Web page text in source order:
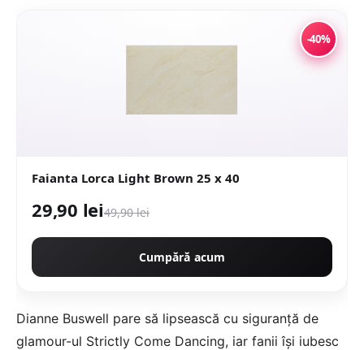
-40%
Faianta Lorca Light Brown 25 x 40
29,90 lei49,90 lei
Cumpără acum
Dianne Buswell pare să lipsească cu siguranță de
glamour-ul Strictly Come Dancing, iar fanii își iubesc